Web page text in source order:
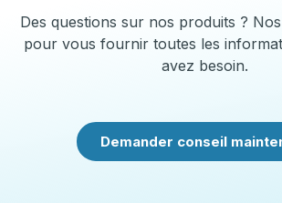
Des questions sur nos produits ?
pour vous fournir toutes les
avez besoin.
Demander conseil